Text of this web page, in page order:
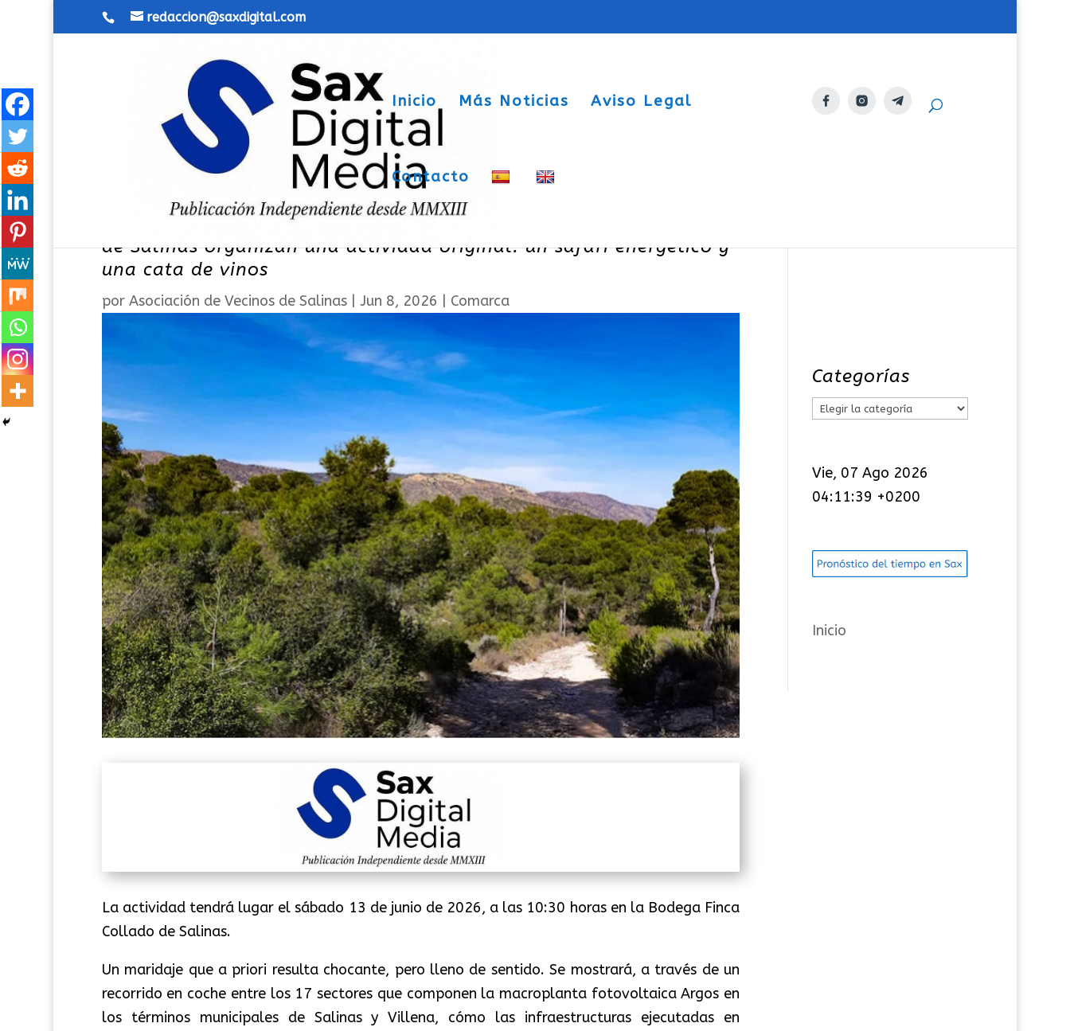
redaccion@saxdigital.com
Inicio Más Noticias Aviso Legal
Contacto
La Asociación Stop Plan Solar Vinalopó y la Asociación de Vecinos
de Salinas organizan una actividad original: un safari energético y
una cata de vinos
por Asociación de Vecinos de Salinas| Jun 8, 2026 Comarca
La actividad tendrá lugar el sábado 13 de junio de 2026, a las 10:30 horas en la Bodega Finca
Collado de Salinas.
Un maridaje que a priori resulta chocante, pero lleno de sentido. Se mostrará, a través de un
recorrido en coche entre los 17 sectores que componen la macroplanta fotovoltaica Argos en
los términos municipales de Salinas y Villena, cómo las infraestructuras ejecutadas en
Categorías
C
e
g
r
í
s
Vie, 07 Ago 2026
04:11:40 +0200
Inicio